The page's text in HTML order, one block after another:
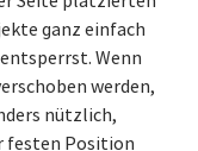
ganz einfach
Wenn
werden,
nützlich,
festen Position